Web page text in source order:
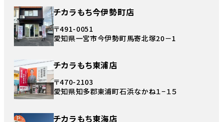
チカラもち今伊勢町店
〒491-0051
愛知県一宮市今伊勢町馬寄北塚20－1
チカラもち東浦店
〒470-2103
愛知県知多郡東浦町石浜なかね１−１５
チカラもち東海店